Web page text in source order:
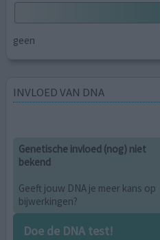
geen
INVLOED VAN DNA
Genetische invloed (nog) niet
bekend
Geeft jouw DNA je meer kans op
bijwerkingen?
Doe de DNA test!